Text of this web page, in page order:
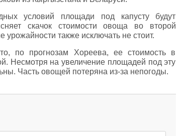
условий площади под капусту будут
скачок стоимости овоща во второй
также исключать не стоит.
по прогнозам Хореева, ее стоимость в
Несмотря на увеличение площадей под эту
Часть овощей потеряна из-за непогоды.